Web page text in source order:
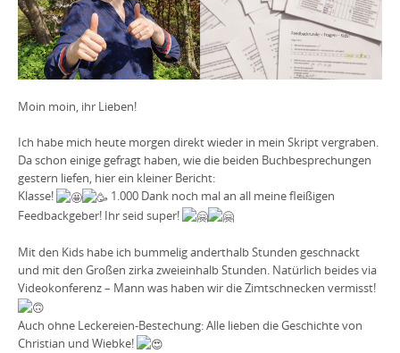
Moin moin, ihr Lieben!
Ich habe mich heute morgen direkt wieder in mein Skript vergraben.
Da schon einige gefragt haben, wie die beiden Buchbesprechungen
gestern liefen, hier ein kleiner Bericht:
Klasse!
1.000 Dank noch mal an all meine fleißigen
Feedbackgeber! Ihr seid super!
Mit den Kids habe ich bummelig anderthalb Stunden geschnackt
und mit den Großen zirka zweieinhalb Stunden. Natürlich beides via
Videokonferenz – Mann was haben wir die Zimtschnecken vermisst!
Auch ohne Leckereien-Bestechung: Alle lieben die Geschichte von
Christian und Wiebke!